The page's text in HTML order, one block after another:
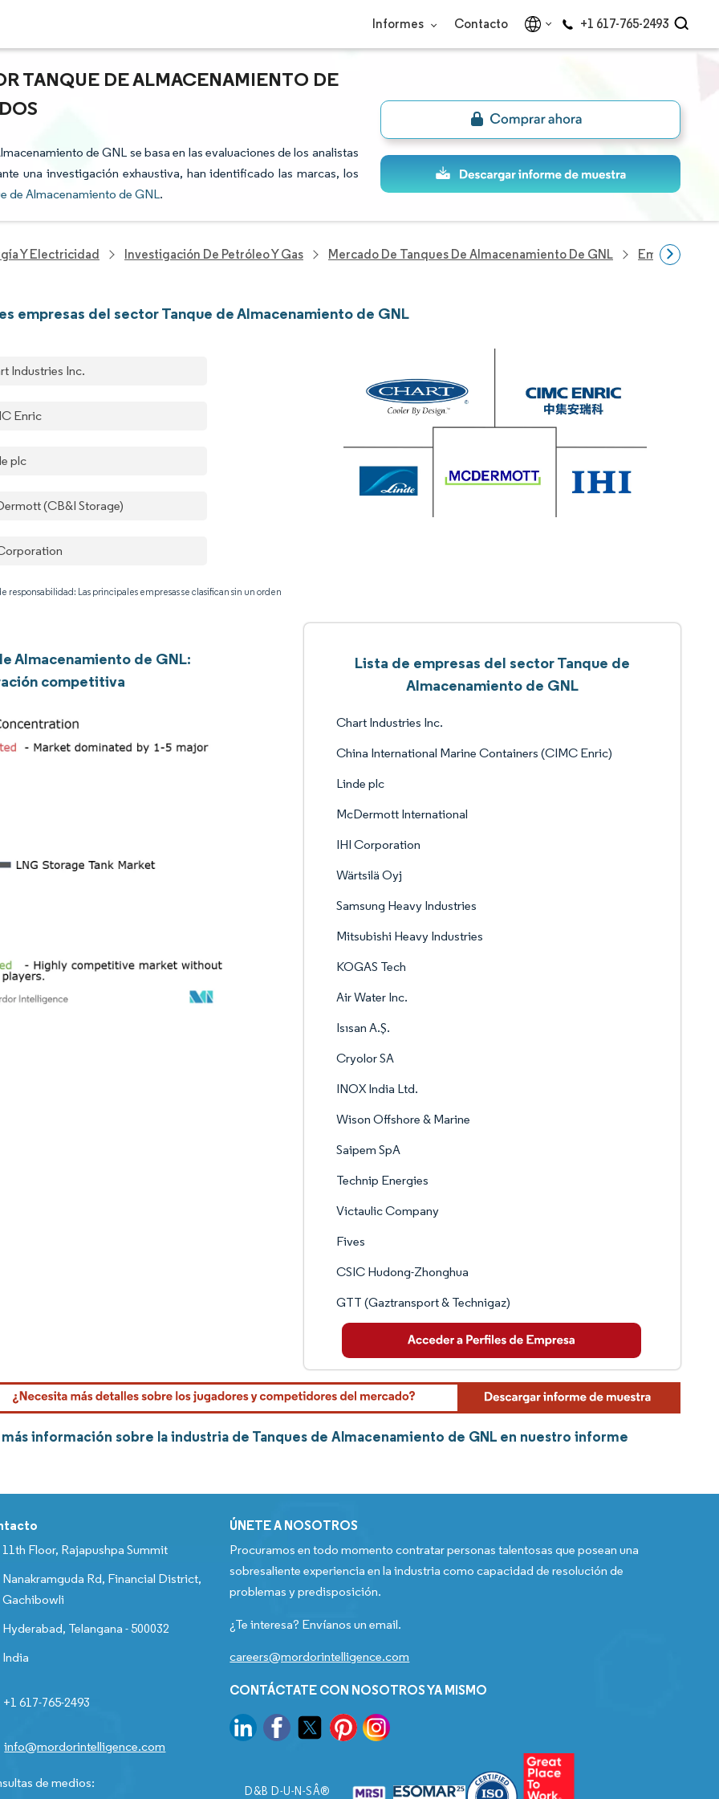
Informes Contacto +1 617-765-2493
TANQUE DE ALMACENAMIENTO DE
de GNL se basa en las evaluaciones de los analistas
una investigación exhaustiva, han identificado las marcas, los
de Almacenamiento de GNL.
Y Electricidad Investigación De Petróleo Y Gas Mercado De Tanques De Almacenamiento De GNL Empresas
empresas del sector Tanque de Almacenamiento de GNL
Industries Inc.
Enric
plc
(CB&I Storage)
responsabilidad: Las principales empresas se clasifican sin un orden
Almacenamiento de GNL:
competitiva
Lista de empresas del sector Tanque de
Almacenamiento de GNL
Chart Industries Inc.
China International Marine Containers (CIMC Enric)
Linde plc
McDermott International
IHI Corporation
Wärtsilä Oyj
Samsung Heavy Industries
Mitsubishi Heavy Industries
KOGAS Tech
Air Water Inc.
Isısan A.Ş.
Cryolor SA
INOX India Ltd.
Wison Offshore & Marine
Saipem SpA
Technip Energies
Victaulic Company
Fives
CSIC Hudong-Zhonghua
GTT (Gaztransport & Technigaz)
información sobre la industria de Tanques de Almacenamiento de GNL en nuestro informe
11th Floor, Rajapushpa Summit
Nanakramguda Rd, Financial District,
Gachibowli
Hyderabad, Telangana - 500032
India
+1 617-765-2493
info@mordorintelligence.com
de medios:
ÚNETE A NOSOTROS
Procuramos en todo momento contratar personas talentosas que posean una
sobresaliente experiencia en la industria como capacidad de resolución de
problemas y predisposición.
¿Te interesa? Envíanos un email.
careers@mordorintelligence.com
CONTÁCTATE CON NOSOTROS YA MISMO
D&B D-U-N-SÂ®